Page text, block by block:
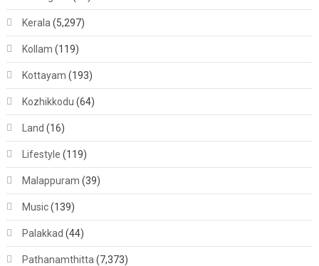
Kerala (5,297)
Kollam (119)
Kottayam (193)
Kozhikkodu (64)
Land (16)
Lifestyle (119)
Malappuram (39)
Music(139)
Palakkad (44)
Pathanamthitta (7,373)